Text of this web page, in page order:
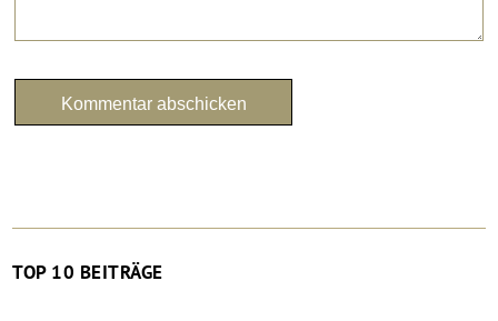
TOP 10 BEITRÄGE